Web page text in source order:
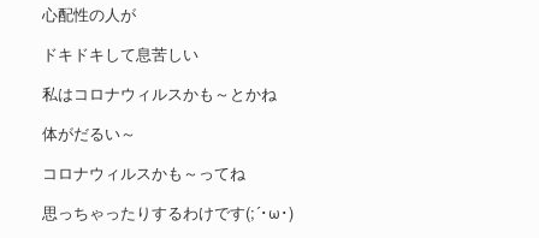
心配性の人が
ドキドキして息苦しい
私はコロナウィルスかも～とかね
体がだるい～
コロナウィルスかも～ってね
思っちゃったりするわけです(;´･ω･)